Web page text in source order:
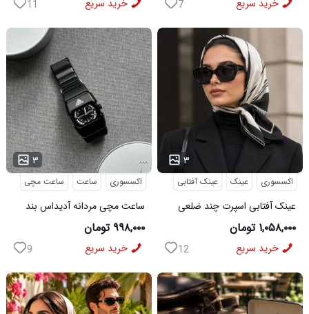
خرید سریع 11 خرید سریع 7
۳ ...
اکسسوری ساعت ساعت مچی
ساعت مچی مردانه آدیداس بند
استیل فنری لوکس مشکی
۹۹۸,۰۰۰ تومان
خرید سریع 9
۳
اکسسوری عینک عینک آفتابی
عینک آفتابی اسپرت چند ضلعی
مدل Dior
۱,۰۵۸,۰۰۰ تومان
خرید سریع 12